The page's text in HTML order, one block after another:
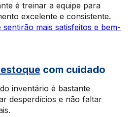
é treinar a equipe para
excelente e consistente.
sentirão mais satisfeitos e bem-
com cuidado
inventário é bastante
desperdícios e não faltar